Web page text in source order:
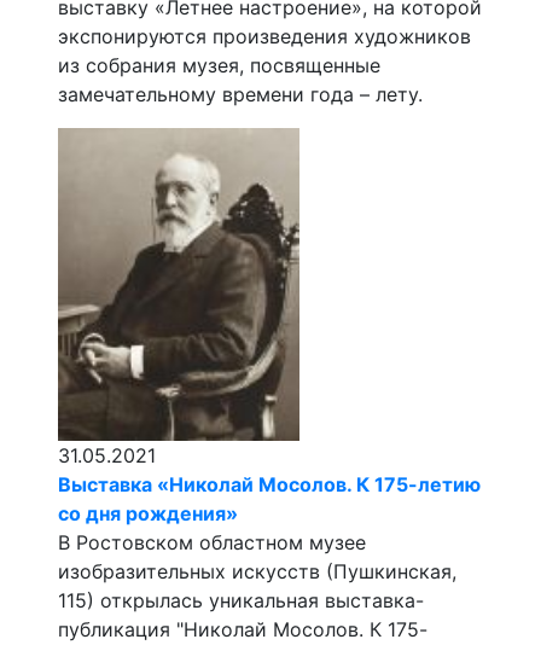
выставку «Летнее настроение», на которой
экспонируются произведения художников
из собрания музея, посвященные
замечательному времени года – лету.
31.05.2021
Выставка «Николай Мосолов. К 175-летию
со дня рождения»
В Ростовском областном музее
изобразительных искусств (Пушкинская,
115) открылась уникальная выставка-
публикация "Николай Мосолов. К 175-